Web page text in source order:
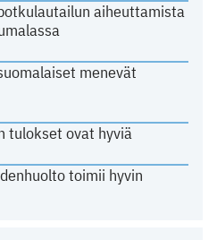
aiheuttamista
menevät
tulokset ovat hyviä
toimii hyvin